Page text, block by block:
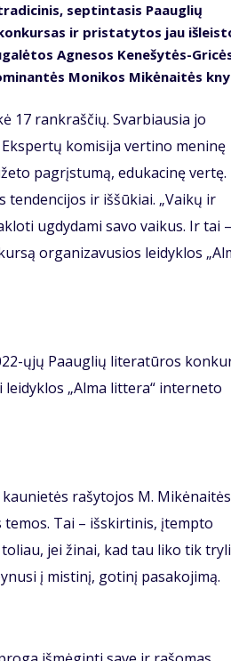
septintasis Paauglių
ir pristatytos jau
Agnesos Kenešytės-
Monikos Mikėnaitės
17 rankraščių. Svarbiausia jo
komisija vertino meninę
pagrįstumą, edukacinę vertę.
ir iššūkiai. „Vaikų ir
ugdydami savo vaikus. Ir tai –
organizavusios leidyklos
ųjų Paauglių literatūros
„Alma littera“ interneto
rašytojos M. Mikėnaitės
Tai – išskirtinis, įtempto
jei žinai, kad tau liko tik
į mistinį, gotinį pasakojimą.